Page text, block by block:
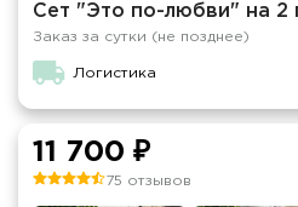
Сет "Это по-любви" на 2
Заказ за сутки (не позднее)
Логистика
11 700 ₽
75 отзывов